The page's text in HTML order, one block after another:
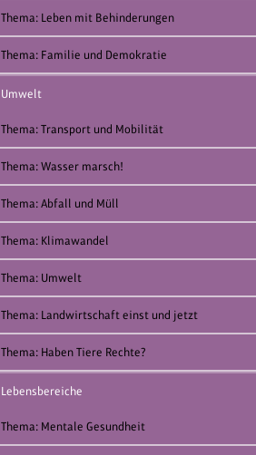
Thema: Leben mit Behinderungen
Thema: Familie und Demokratie
Umwelt
Thema: Transport und Mobilität
Thema: Wasser marsch!
Thema: Abfall und Müll
Thema: Klimawandel
Thema: Umwelt
Thema: Landwirtschaft einst und jetzt
Thema: Haben Tiere Rechte?
Lebensbereiche
Thema: Mentale Gesundheit